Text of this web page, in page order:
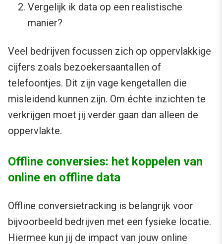
Vergelijk ik data op een realistische
manier?
Veel bedrijven focussen zich op oppervlakkige
cijfers zoals bezoekersaantallen of
telefoontjes. Dit zijn vage kengetallen die
misleidend kunnen zijn. Om échte inzichten te
verkrijgen moet jij verder gaan dan alleen de
oppervlakte.
Offline conversies: het koppelen van
online en offline data
Offline conversietracking is belangrijk voor
bijvoorbeeld bedrijven met een fysieke locatie.
Hiermee kun jij de impact van jouw online